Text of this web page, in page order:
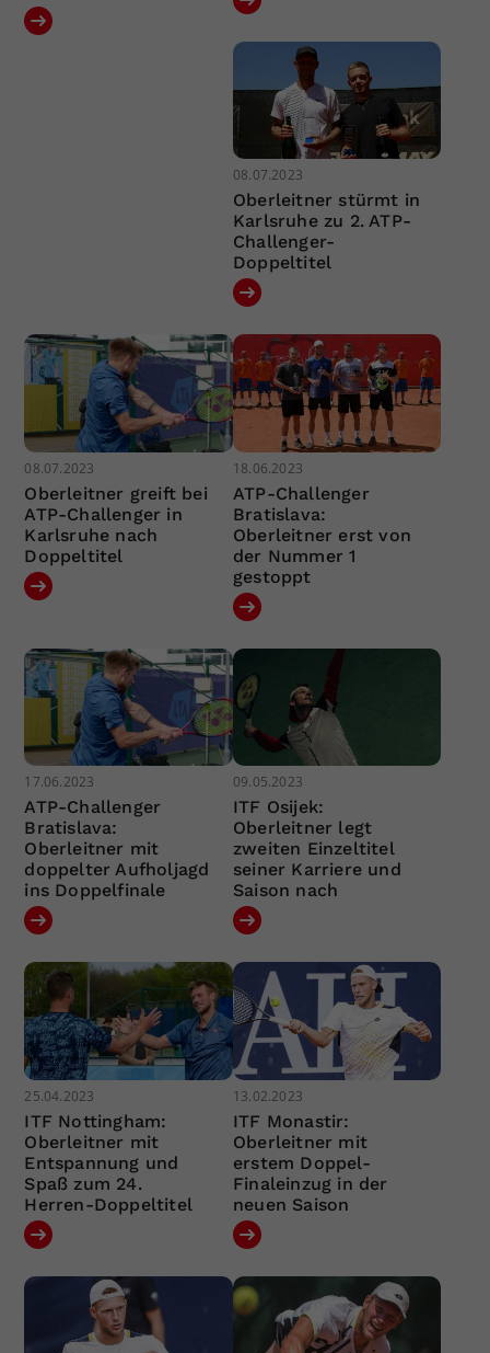
08.07.2023
Oberleitner stürmt in
Karlsruhe zu 2. ATP-
Challenger-
Doppeltitel
08.07.2023
Oberleitner greift bei
ATP-Challenger in
Karlsruhe nach
Doppeltitel
18.06.2023
ATP-Challenger
Bratislava:
Oberleitner erst von
der Nummer 1
gestoppt
17.06.2023
ATP-Challenger
Bratislava:
Oberleitner mit
doppelter Aufholjagd
ins Doppelfinale
09.05.2023
ITF Osijek:
Oberleitner legt
zweiten Einzeltitel
seiner Karriere und
Saison nach
25.04.2023
ITF Nottingham:
Oberleitner mit
Entspannung und
Spaß zum 24.
Herren-Doppeltitel
13.02.2023
ITF Monastir:
Oberleitner mit
erstem Doppel-
Finaleinzug in der
neuen Saison